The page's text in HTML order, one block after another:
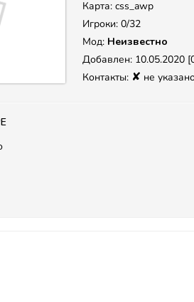
Карта: css_awp
Игроки: 0/32
Мод: Неизвестно
Добавлен: 10.05.2020
Контакты: ✘ не